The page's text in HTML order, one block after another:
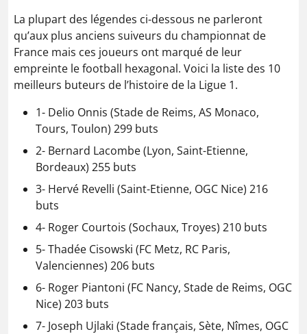
La plupart des légendes ci-dessous ne parleront
qu’aux plus anciens suiveurs du championnat de
France mais ces joueurs ont marqué de leur
empreinte le football hexagonal. Voici la liste des 10
meilleurs buteurs de l’histoire de la Ligue 1.
1- Delio Onnis (Stade de Reims, AS Monaco,
Tours, Toulon) 299 buts
2- Bernard Lacombe (Lyon, Saint-Etienne,
Bordeaux) 255 buts
3- Hervé Revelli (Saint-Etienne, OGC Nice) 216
buts
4- Roger Courtois (Sochaux, Troyes) 210 buts
5- Thadée Cisowski (FC Metz, RC Paris,
Valenciennes) 206 buts
6- Roger Piantoni (FC Nancy, Stade de Reims, OGC
Nice) 203 buts
7- Joseph Ujlaki (Stade français, Sète, Nîmes, OGC